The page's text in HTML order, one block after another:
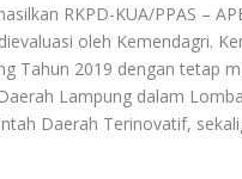
RKPD-KUA/PPAS –
oleh Kemendagri.
Tahun 2019 dengan tetap
Lampung dalam
Daerah Terinovatif,